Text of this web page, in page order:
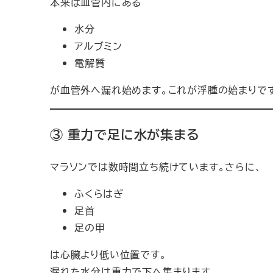
水分
アルブミン
電解質
が血管外へ漏れ始めます。これが浮腫の始まりで
③ 重力で足に水が集まる
マラソンでは数時間立ち続けています。さらに、
ふくらはぎ
足首
足の甲
は心臓より低い位置です。